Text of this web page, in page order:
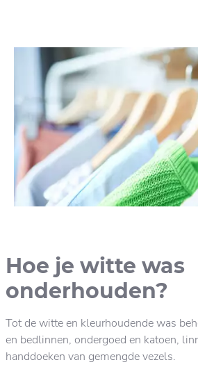
Hoe je witte was
onderhouden?
Tot de witte en kleurhoudende was
en bedlinnen, ondergoed en katoen,
handdoeken van gemengde vezels.